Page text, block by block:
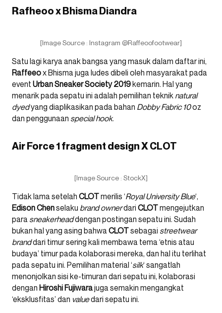
Rafheoo x Bhisma Diandra
[Image Source : Instagram @Raffeoofootwear]
Satu lagi karya anak bangsa yang masuk dalam daftar ini,
Raffeeox Bhisma juga ludes dibeli oleh masyarakat pada
event Urban Sneaker Society 2019kemarin. Hal yang
menarik pada sepatu ini adalah pemilihan teknik natural
dyedyang diaplikasikan pada bahan Dobby Fabric 10oz
dan penggunaan special hook.
Air Force 1 fragment design X CLOT
[Image Source : StockX]
Tidak lama setelah CLOTmerilis ‘Royal University Blue‘,
Edison Chenselaku brand ownerdari CLOTmengejutkan
para sneakerheaddengan postingan sepatu ini. Sudah
bukan hal yang asing bahwa CLOTsebagai streetwear
branddari timur sering kali membawa tema ‘etnis atau
budaya’ timur pada kolaborasi mereka, dan hal itu terlihat
pada sepatu ini. Pemilihan material ‘silk‘ sangatlah
menonjolkan sisi ke-timuran dari sepatu ini, kolaborasi
dengan Hiroshi Fujiwarajuga semakin mengangkat
‘eksklusfitas’ dan valuedari sepatu ini.